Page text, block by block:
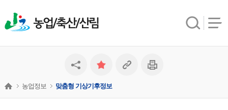
농업/축산/산림
농업정보 맞춤형 기상기후정보